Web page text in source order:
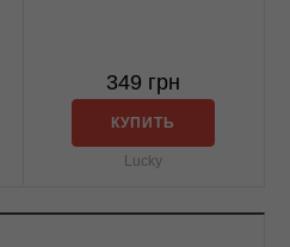
349 грн
КУПИТЬ
Lucky